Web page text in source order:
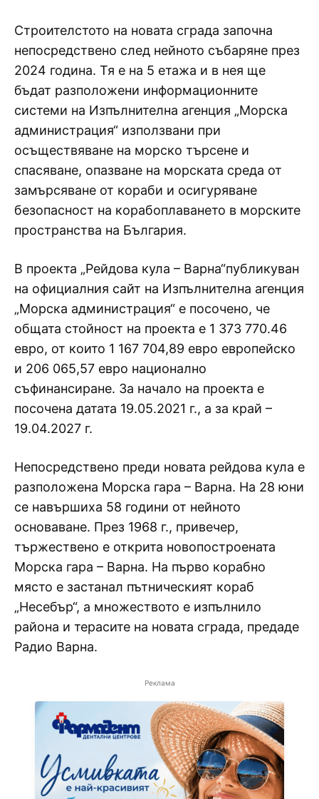
Строителстото на новата сграда започна
непосредствено след нейното събаряне през
2024 година. Тя е на 5 етажа и в нея ще
бъдат разположени информационните
системи на Изпълнителна агенция „Морска
администрация“ използвани при
осъществяване на морско търсене и
спасяване, опазване на морската среда от
замърсяване от кораби и осигуряване
безопасност на корабоплаването в морските
пространства на България.
В проекта „Рейдова кула – Варна“публикуван
на официалния сайт на Изпълнителна агенция
„Морска администрация“ е посочено, че
общата стойност на проекта е 1 373 770.46
евро, от които 1 167 704,89 евро европейско
и 206 065,57 евро национално
съфинансиране. За начало на проекта е
посочена датата 19.05.2021 г., а за край –
19.04.2027 г.
Непосредствено преди новата рейдова кула е
разположена Морска гара – Варна. На 28 юни
се навършиха 58 години от нейното
основаване. През 1968 г., привечер,
тържествено е открита новопостроената
Морска гара – Варна. На първо корабно
място е застанал пътническият кораб
„Несебър“, а множеството е изпълнило
района и терасите на новата сграда, предаде
Радио Варна.
Реклама